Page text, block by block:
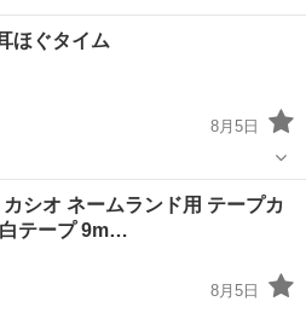
ほぐタイム
8月5日
シオ ネームランド用 テープカ
テープ 9m…
8月5日